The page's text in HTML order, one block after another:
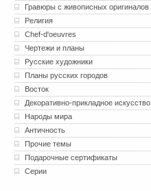
Гравюры с живописных оригиналов
Религия
Chef-d'oeuvres
Чертежи и планы
Русские художники
Планы русских городов
Восток
Декоративно-прикладное искусство
Народы мира
Античность
Прочие темы
Подарочные сертификаты
Серии